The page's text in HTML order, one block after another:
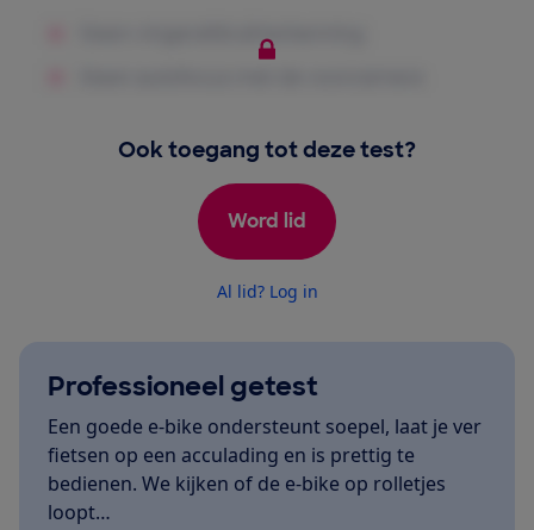
Ook toegang tot deze test?
Word lid
Al lid? Log in
Professioneel getest
Een goede e-bike ondersteunt soepel, laat je ver
fietsen op een acculading en is prettig te
bedienen. We kijken of de e-bike op rolletjes
loopt…